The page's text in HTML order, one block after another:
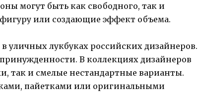
могут быть как свободного, так и
или создающие эффект объема.
уличных лукбуках российских дизайнеров.
В коллекциях дизайнеров
так и смелые нестандартные варианты.
пайетками или оригинальными